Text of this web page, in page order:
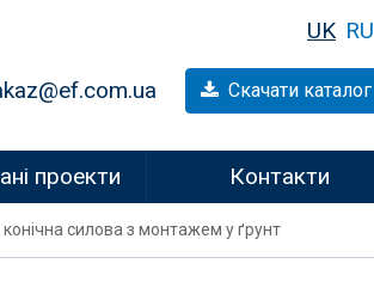
UK RU
Скачати каталог
проекти Контакти
силова з монтажем у ґрунт